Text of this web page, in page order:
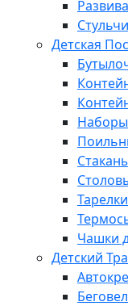
Детская
Чашки
Детский